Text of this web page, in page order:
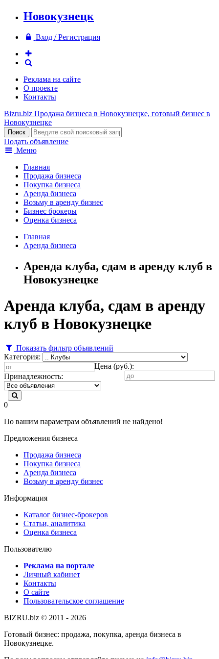
Новокузнецк
Вход / Регистрация
Реклама на сайте
О проекте
Контакты
Bizru.biz Продажа бизнеса в Новокузнецке, готовый бизнес в
Новокузнецке
Подать объявление
Меню
Главная
Продажа бизнеса
Покупка бизнеса
Аренда бизнеса
Возьму в аренду бизнес
Бизнес брокеры
Оценка бизнеса
Главная
Аренда бизнеса
Аренда клуба, сдам в аренду клуб в
Новокузнецке
Аренда клуба, сдам в аренду
клуб в Новокузнецке
Показать фильтр объявлений
Категория:
Цена (руб.):
Принадлежность:
0
По вашим параметрам объявлений не найдено!
Предложения бизнеса
Продажа бизнеса
Покупка бизнеса
Аренда бизнеса
Возьму в аренду бизнес
Информация
Каталог бизнес-брокеров
Статьи, аналитика
Оценка бизнеса
Пользователю
Реклама на портале
Личный кабинет
Контакты
О сайте
Пользовательское соглашение
BIZRU.biz © 2011 - 2026
Готовый бизнес: продажа, покупка, аренда бизнеса в
Новокузнецке.